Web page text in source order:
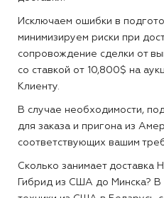
Исключаем ошибки в
минимизируем риски при
сопровождение сделки от
со ставкой от 10,800$ на
Клиенту.
В случае необходимости,
для заказа и пригона из
соответствующих вашим
Сколько занимает доставка
Гибрид из США до Минска? В